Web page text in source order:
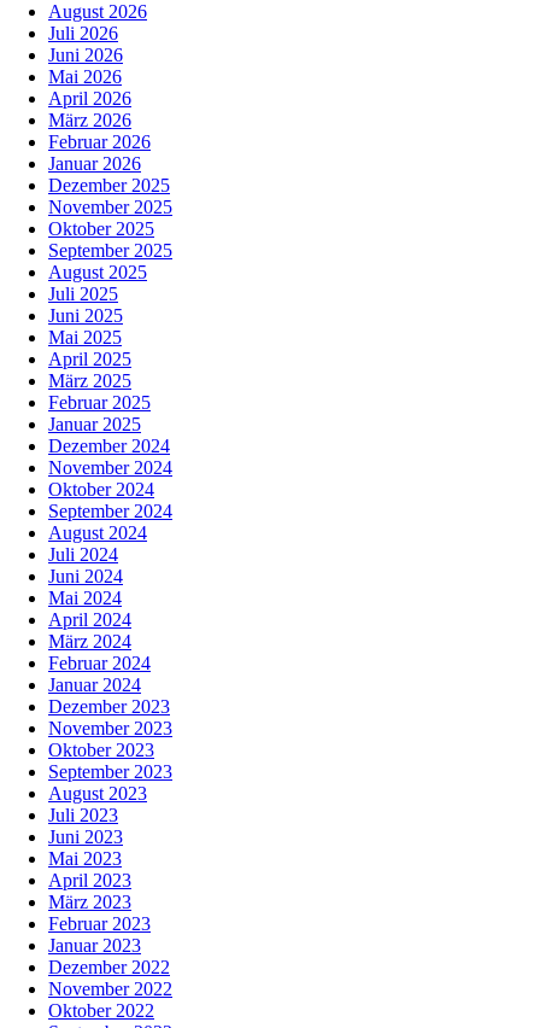
August 2026
Juli 2026
Juni 2026
Mai 2026
April 2026
März 2026
Februar 2026
Januar 2026
Dezember 2025
November 2025
Oktober 2025
September 2025
August 2025
Juli 2025
Juni 2025
Mai 2025
April 2025
März 2025
Februar 2025
Januar 2025
Dezember 2024
November 2024
Oktober 2024
September 2024
August 2024
Juli 2024
Juni 2024
Mai 2024
April 2024
März 2024
Februar 2024
Januar 2024
Dezember 2023
November 2023
Oktober 2023
September 2023
August 2023
Juli 2023
Juni 2023
Mai 2023
April 2023
März 2023
Februar 2023
Januar 2023
Dezember 2022
November 2022
Oktober 2022